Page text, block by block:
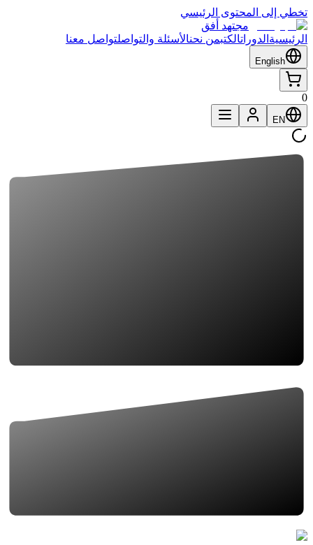
تخطي إلى المحتوى الرئيسي
مجتهد أفق
الرئيسية الدوراتالكتبمن نحنالأسئلة والتواصلتواصل معنا
English
0
EN